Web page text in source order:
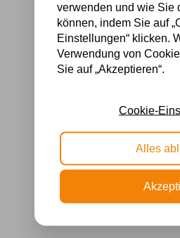
verwenden und wie Sie
können, indem Sie auf
Einstellungen“ klicken.
Verwendung von
Sie auf „Akzeptieren“.
Cookie-
Alles